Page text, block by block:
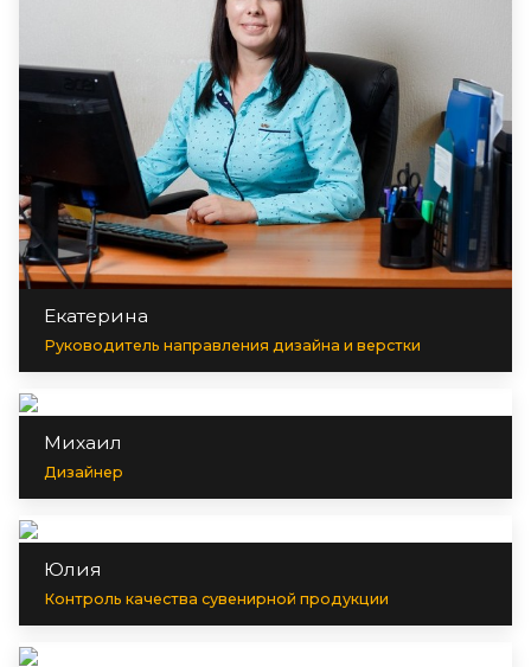
Екатерина
Руководитель направления дизайна и верстки
Михаил
Дизайнер
Юлия
Контроль качества сувенирной продукции